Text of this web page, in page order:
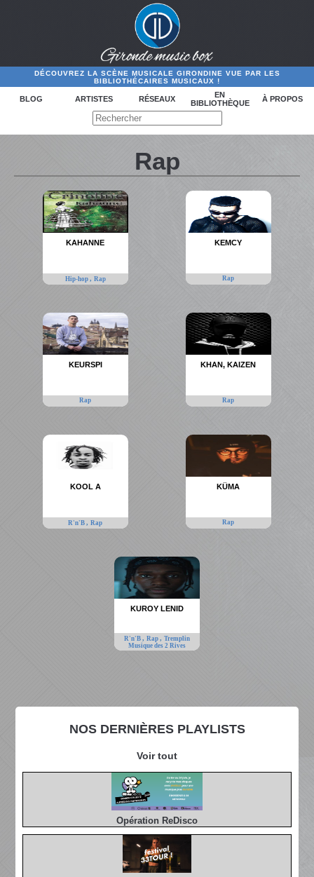
DÉCOUVREZ LA SCÈNE MUSICALE GIRONDINE VUE PAR LES
BIBLIOTHÉCAIRES MUSICAUX !
BLOG ARTISTES RÉSEAUX
EN
BIBLIOTHÈQUE
À PROPOS
NOS DERNIÈRES PLAYLISTS
Voir tout
Opération ReDisco
Rap
KAHANNE
Hip-hop , Rap
KEMCY
Rap
KEURSPI
Rap
KHAN, KAIZEN
Rap
KOOL A
R'n'B,Rap
KÜMA
Rap
KUROY LENID
R'n'B , Rap , Tremplin
Musique des 2 Rives